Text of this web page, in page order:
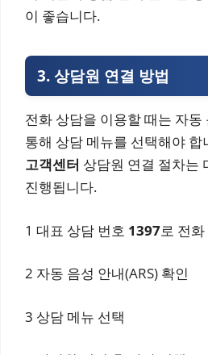
이 좋습니다.
3. 상담원 연결 방법
전화 상담을 이용할 때는 자동
통해 상담 메뉴를 선택해야 합
고객센터 상담원 연결 절차는
진행됩니다.
1 대표 상담 번호 1397로 전화
2 자동 음성 안내(ARS) 확인
3 상담 메뉴 선택